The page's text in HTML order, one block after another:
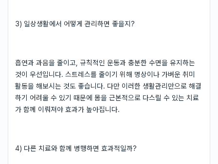
3) 일상생활에서 어떻게 관리하면 좋을지?
흡연과 과음을 줄이고, 규칙적인 운동과 충분한 수면을 유지하는
것이 우선입니다. 스트레스를 줄이기 위해 명상이나 가벼운 취미
활동을 해보시는 것도 좋습니다. 다만 이러한 생활관리만으로 해결
하기 어려울 수 있기 때문에 몸을 근본적으로 다스릴 수 있는 치료
가 함께 이뤄져야 효과가 높아집니다.
4) 다른 치료와 함께 병행하면 효과적일까?